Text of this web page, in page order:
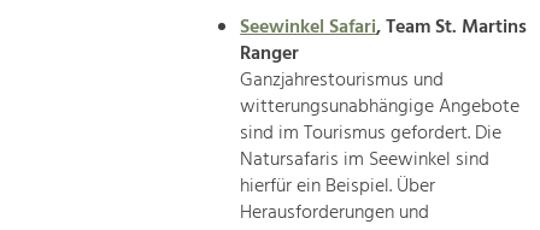
Seewinkel Safari, Team St. Martins
Ranger
Ganzjahrestourismus und
witterungsunabhängige Angebote
sind im Tourismus gefordert. Die
Natursafaris im Seewinkel sind
hierfür ein Beispiel. Über
Herausforderungen und